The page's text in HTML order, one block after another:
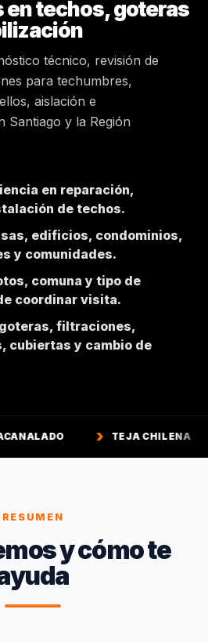
en techos, goteras
técnico, revisión de
para techumbres,
aislación e
Santiago y la Región
en reparación,
de techos.
edificios, condominios,
y comunidades.
comuna y tipo de
coordinar visita.
filtraciones,
cubiertas y cambio de
TEJA CHILENA TEJA
RESUMEN
y cómo te